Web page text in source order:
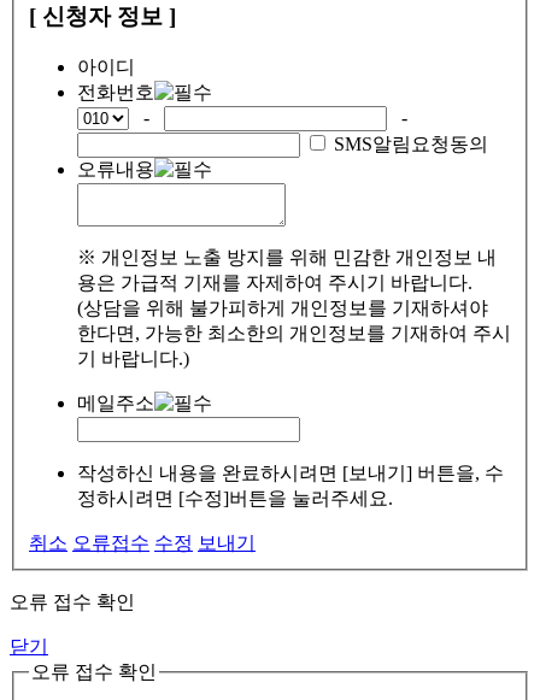
[ 신청자 정보 ]
아이디
전화번호
-
-
SMS알림요청동의
오류내용
※ 개인정보 노출 방지를 위해 민감한 개인정보 내
용은 가급적 기재를 자제하여 주시기 바랍니다.
(상담을 위해 불가피하게 개인정보를 기재하셔야
한다면, 가능한 최소한의 개인정보를 기재하여 주시
기 바랍니다.)
메일주소
작성하신 내용을 완료하시려면 [보내기] 버튼을, 수
정하시려면 [수정]버튼을 눌러주세요.
취소 오류접수 수정 보내기
오류 접수 확인
닫기
오류 접수 확인